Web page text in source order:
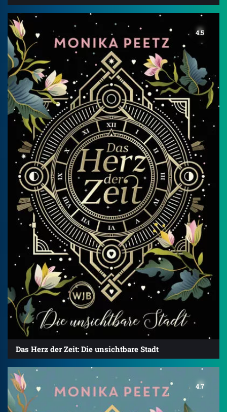
4.5
Das Herz der Zeit: Die unsichtbare Stadt
4.7